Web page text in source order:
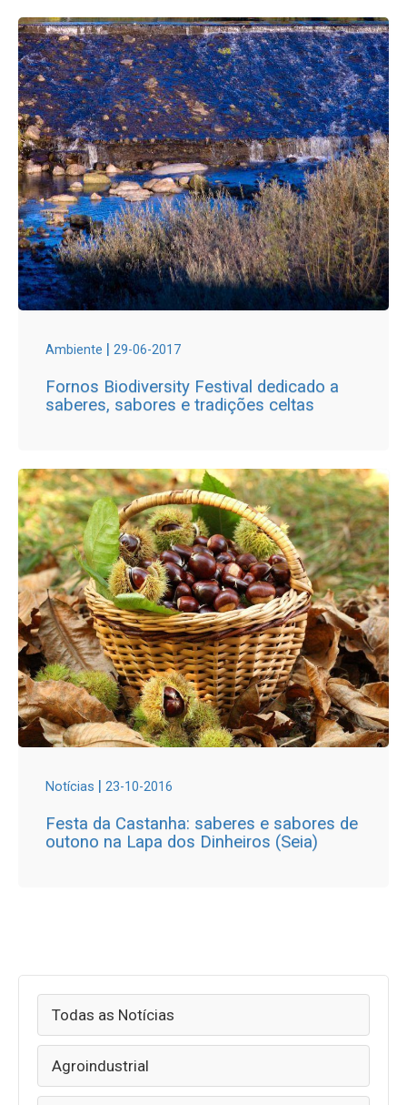
Ambiente | 29-06-2017
Fornos Biodiversity Festival dedicado a
saberes, sabores e tradições celtas
Notícias | 23-10-2016
Festa da Castanha: saberes e sabores de
outono na Lapa dos Dinheiros (Seia)
Todas as Notícias
Agroindustrial